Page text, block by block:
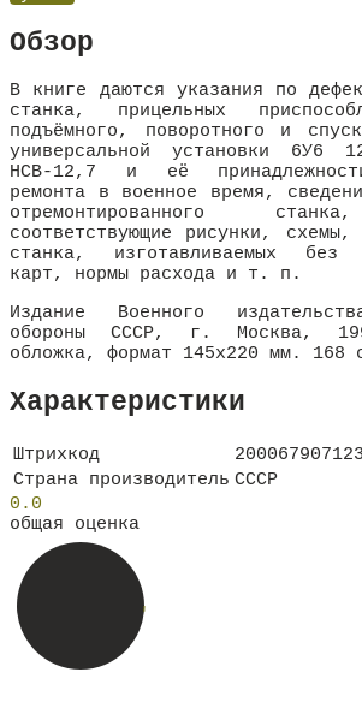
Обзор
В книге даются указания по
станка, прицельных
подъёмного, поворотного и
универсальной установки 6У6
НСВ-12,7 и её
ремонта в военное время,
отремонтированного
соответствующие рисунки, схемы,
станка, изготавливаемых без
карт, нормы расхода и т. п.
Издание Военного
обороны СССР, г. Москва,
обложка, формат 145х220 мм. 168
Характеристики
Штрихкод
Страна производитель СССР
0.0
общая оценка